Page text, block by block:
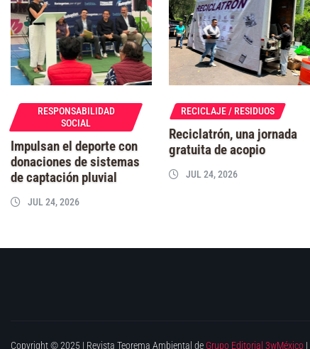
RESPONSABILIDAD
SOCIAL
Impulsan el deporte con
donaciones de sistemas
de captación pluvial
JUL 24, 2026
RECICLAJE / RESIDUOS
Reciclatrón, una jornada
gratuita de acopio
JUL 24, 2026
Copyright © 2025 | Revista Teorema Ambiental de Grupo Editorial 3wMéxico |